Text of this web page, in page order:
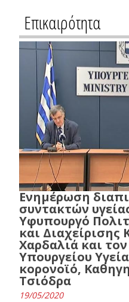
Επικαιρότητα
Ενημέρωση
συντακτών
Υφυπουργό
και Διαχείρισης
Χαρδαλιά και
Υπουργείου
κορονοϊό,
Τσιόδρα
19/05/2020